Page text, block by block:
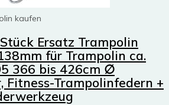
kaufen
Ersatz Trampolin
für Trampolin ca.
366 bis 426cm ∅
Fitness-Trampolinfedern +